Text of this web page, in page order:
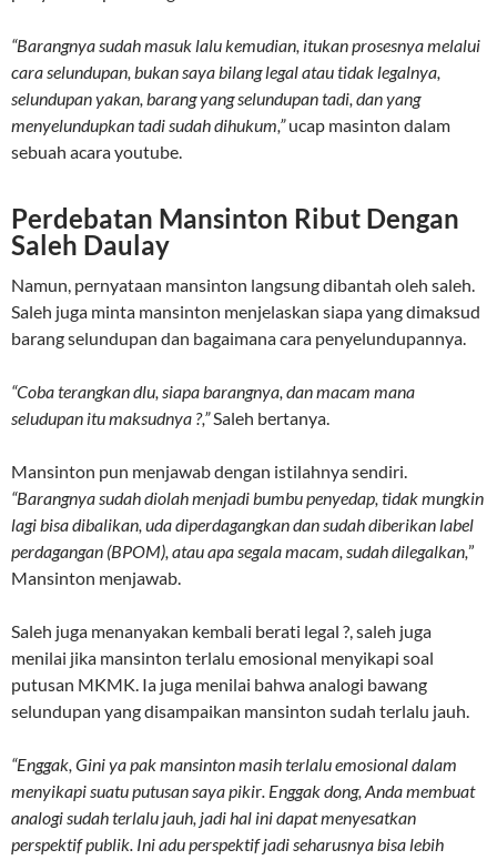
“Barangnya sudah masuk lalu kemudian, itukan prosesnya melalui
cara selundupan, bukan saya bilang legal atau tidak legalnya,
selundupan yakan, barang yang selundupan tadi, dan yang
menyelundupkan tadi sudah dihukum,”ucap masinton dalam
sebuah acara youtube.
Perdebatan Mansinton Ribut Dengan
Saleh Daulay
Namun, pernyataan mansinton langsung dibantah oleh saleh.
Saleh juga minta mansinton menjelaskan siapa yang dimaksud
barang selundupan dan bagaimana cara penyelundupannya.
“Coba terangkan dlu, siapa barangnya, dan macam mana
seludupan itu maksudnya ?,”Saleh bertanya.
Mansinton pun menjawab dengan istilahnya sendiri.
“Barangnya sudah diolah menjadi bumbu penyedap, tidak mungkin
lagi bisa dibalikan, uda diperdagangkan dan sudah diberikan label
perdagangan (BPOM), atau apa segala macam, sudah dilegalkan,”
Mansinton menjawab.
Saleh juga menanyakan kembali berati legal ?, saleh juga
menilai jika mansinton terlalu emosional menyikapi soal
putusan MKMK. Ia juga menilai bahwa analogi bawang
selundupan yang disampaikan mansinton sudah terlalu jauh.
“Enggak, Gini ya pak mansinton masih terlalu emosional dalam
menyikapi suatu putusansaya pikir. Enggak dong, Anda membuat
analogi sudah terlalu jauh, jadi hal ini dapat menyesatkan
perspektif publik. Ini adu perspektif jadi seharusnya bisa lebih